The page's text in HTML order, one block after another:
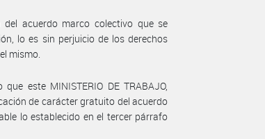
del acuerdo marco colectivo que se
lo es sin perjuicio de los derechos
mismo.
este MINISTERIO DE TRABAJO,
de carácter gratuito del acuerdo
lo establecido en el tercer párrafo